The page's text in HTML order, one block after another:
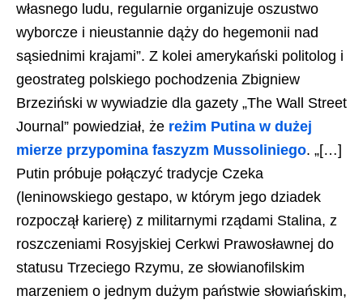
własnego ludu, regularnie organizuje oszustwo
wyborcze i nieustannie dąży do hegemonii nad
sąsiednimi krajami”. Z kolei amerykański politolog i
geostrateg polskiego pochodzenia Zbigniew
Brzeziński w wywiadzie dla gazety „The Wall Street
Journal” powiedział, że reżim Putina w dużej
mierze przypomina faszyzm Mussoliniego. „[…]
Putin próbuje połączyć tradycje Czeka
(leninowskiego gestapo, w którym jego dziadek
rozpoczął karierę) z militarnymi rządami Stalina, z
roszczeniami Rosyjskiej Cerkwi Prawosławnej do
statusu Trzeciego Rzymu, ze słowianofilskim
marzeniem o jednym dużym państwie słowiańskim,